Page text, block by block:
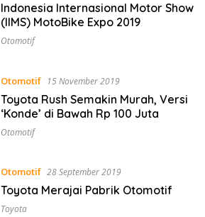
Indonesia Internasional Motor Show
(IIMS) MotoBike Expo 2019
Otomotif
Otomotif 15 November 2019
Toyota Rush Semakin Murah, Versi
‘Konde’ di Bawah Rp 100 Juta
Otomotif
Otomotif 28 September 2019
Toyota Merajai Pabrik Otomotif
Toyota